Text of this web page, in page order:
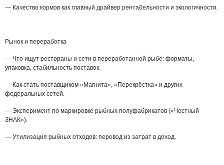
— Качество кормов как главный драйвер рентабельности и экологичности.
Рынок и переработка
— Что ищут рестораны и сети в переработанной рыбе: форматы,
упаковка, стабильность поставок.
— Как стать поставщиком «Магнита», «Перекрёстка» и других
федеральных сетей.
— Эксперимент по маркировке рыбных полуфабрикатов («Честный
ЗНАК»).
— Утилизация рыбных отходов: перевод из затрат в доход.